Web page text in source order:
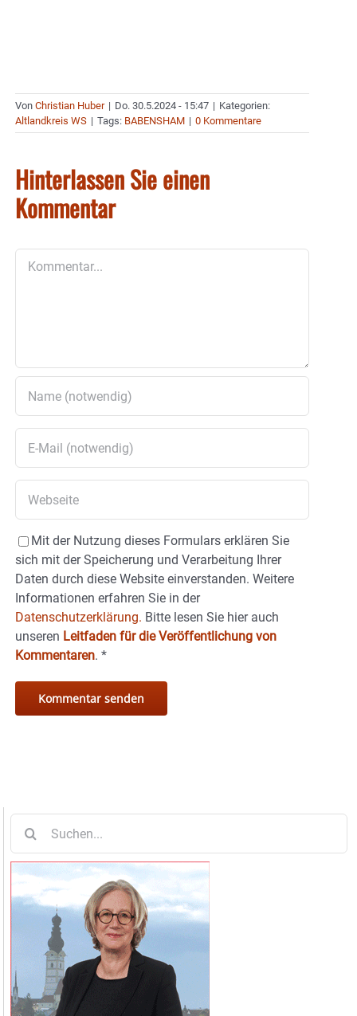
Von Christian Huber | Do. 30.5.2024 - 15:47 | Kategorien:
Altlandkreis WS | Tags: BABENSHAM | 0 Kommentare
Hinterlassen Sie einen
Kommentar
Mit der Nutzung dieses Formulars erklären Sie
sich mit der Speicherung und Verarbeitung Ihrer
Daten durch diese Website einverstanden. Weitere
Informationen erfahren Sie in der
Datenschutzerklärung. Bitte lesen Sie hier auch
unseren Leitfaden für die Veröffentlichung von
Kommentaren. *
nach: